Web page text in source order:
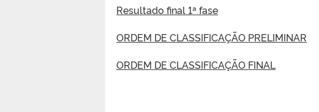
Resultado final 1ª fase
ORDEM DE CLASSIFICAÇÃO PRELIMINAR
ORDEM DE CLASSIFICAÇÃO FINAL